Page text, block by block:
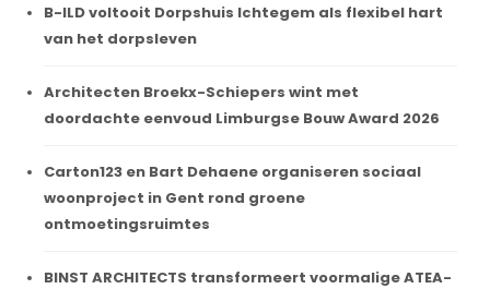
B-ILD voltooit Dorpshuis Ichtegem als flexibel hart
van het dorpsleven
Architecten Broekx-Schiepers wint met
doordachte eenvoud Limburgse Bouw Award 2026
Carton123 en Bart Dehaene organiseren sociaal
woonproject in Gent rond groene
ontmoetingsruimtes
BINST ARCHITECTS transformeert voormalige ATEA-